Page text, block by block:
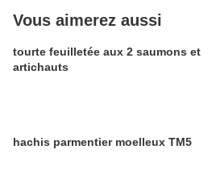
Vous aimerez aussi
tourte feuilletée aux 2 saumons et
artichauts
hachis parmentier moelleux TM5